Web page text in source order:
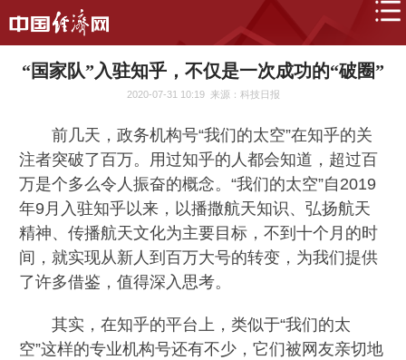
“国家队”入驻知乎，不仅是一次成功的“破圈”
2020-07-31 10:19 来源：科技日报
前几天，政务机构号“我们的太空”在知乎的关
注者突破了百万。用过知乎的人都会知道，超过百
万是个多么令人振奋的概念。“我们的太空”自2019
年9月入驻知乎以来，以播撒航天知识、弘扬航天
精神、传播航天文化为主要目标，不到十个月的时
间，就实现从新人到百万大号的转变，为我们提供
了许多借鉴，值得深入思考。
其实，在知乎的平台上，类似于“我们的太
空”这样的专业机构号还有不少，它们被网友亲切地